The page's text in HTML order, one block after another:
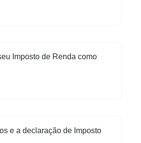
Imposto de Renda como
e a declaração de Imposto